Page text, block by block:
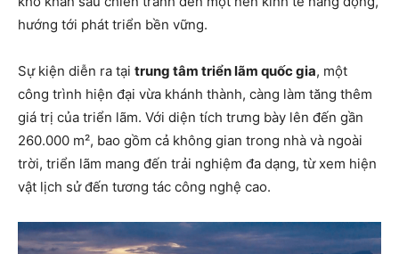
hướng tới phát triển bền vững.
Sự kiện diễn ra tại trung tâm triển lãm quốc gia, một
công trình hiện đại vừa khánh thành, càng làm tăng thêm
giá trị của triển lãm. Với diện tích trưng bày lên đến gần
260.000 m², bao gồm cả không gian trong nhà và ngoài
trời, triển lãm mang đến trải nghiệm đa dạng, từ xem hiện
vật lịch sử đến tương tác công nghệ cao.